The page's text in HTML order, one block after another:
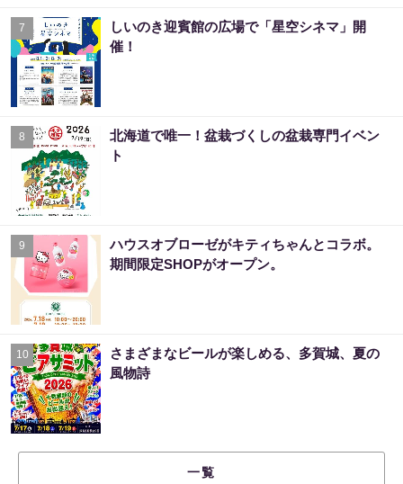
7
しいのき迎賓館の広場で「星空シネマ」開
催！
8
北海道で唯一！盆栽づくしの盆栽専門イベン
ト
9
ハウスオブローゼがキティちゃんとコラボ。
期間限定SHOPがオープン。
10
さまざまなビールが楽しめる、多賀城、夏の
風物詩
一覧